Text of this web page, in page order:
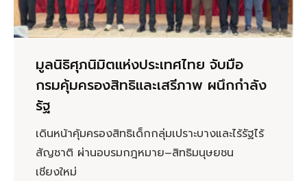
มูลนิธิศุภนิมิตแห่งประเทศไทย จับมือ
กรมคุ้มครองสิทธิและเสรีภาพ ผนึกกำลัง
รัฐ
เดินหน้าคุ้มครองสิทธิเด็กกลุ่มเปราะบางและไร้รัฐไร้
สัญชาติ ผ่านอบรมกฎหมาย–สิทธิมนุษยชน
เชียงใหม่